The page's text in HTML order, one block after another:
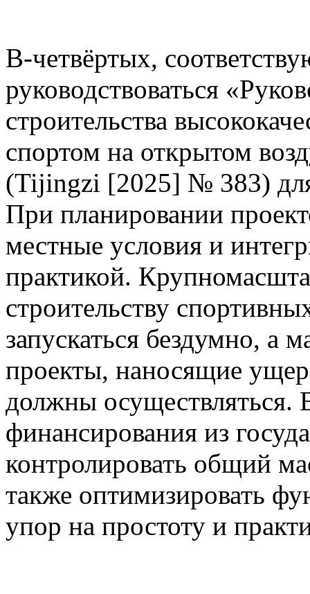
В-четвёртых,
руководствоваться
строительства
спортом на открытом
(Tijingzi [2025] № 383) для
При планировании
местные условия и
практикой.
строительству
запускаться бездумно, а
проекты, наносящие
должны
финансирования из
контролировать общий
также оптимизировать
упор на простоту и